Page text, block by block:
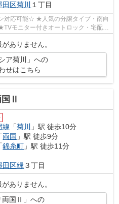
田区菊川 １丁目
対応可能☆ ★人気の分譲タイプ・南向
モニター付きオートロック・宅配
ありません。
ア菊川」への
せはこちら
国Ⅱ
線 「菊川 」駅 徒歩10分
「両国 」駅 徒歩9分
「錦糸町 」駅 徒歩11分
田区緑 ３丁目
ありません。
両国Ⅱ」への